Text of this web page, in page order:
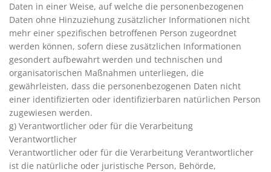
Daten in einer Weise, auf welche die personenbezogenen
Daten ohne Hinzuziehung zusätzlicher Informationen nicht
mehr einer spezifischen betroffenen Person zugeordnet
werden können, sofern diese zusätzlichen Informationen
gesondert aufbewahrt werden und technischen und
organisatorischen Maßnahmen unterliegen, die
gewährleisten, dass die personenbezogenen Daten nicht
einer identifizierten oder identifizierbaren natürlichen Person
zugewiesen werden.
g) Verantwortlicher oder für die Verarbeitung
Verantwortlicher
Verantwortlicher oder für die Verarbeitung Verantwortlicher
ist die natürliche oder juristische Person, Behörde,